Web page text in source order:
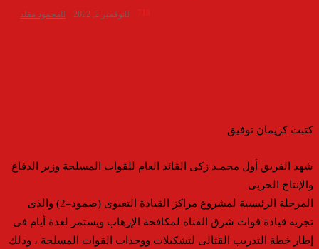
محمود مقلد نوفمبر 2, 2022 718
كتبت كريمان توفيق
شهد الفريق أول محمـد زكى القائد العام للقوات المسلحة وزير الدفاع
والإنتاج الحربى
المرحلة الرئيسية لمشروع مراكز القيادة التعبوى (صمود–2) والذى
تجريه قيادة قوات شرق القناة لمكافحة الإرهاب ويستمر لعدة أيام فى
إطار خطة التدريب القتالى لتشكيلات ووحدات القوات المسلحة ، وذلك